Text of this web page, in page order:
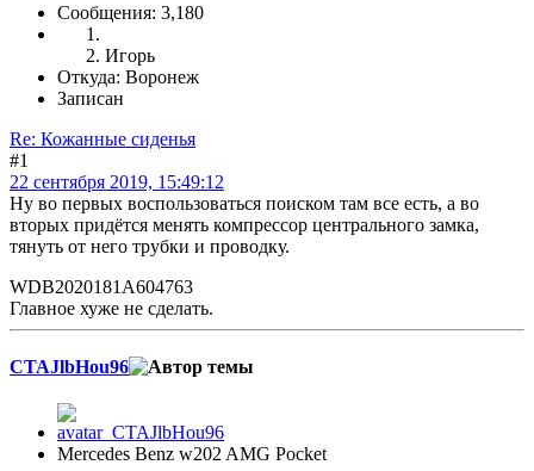
Сообщения: 3,180
Игорь
Откуда: Воронеж
Записан
Re: Кожанные сиденья
#1
22 сентября 2019, 15:49:12
Ну во первых воспользоваться поиском там все есть, а во
вторых придётся менять компрессор центрального замка,
тянуть от него трубки и проводку.
WDB2020181A604763
Главное хуже не сделать.
CTAJlbHou96
Mercedes Benz w202 AMG Pocket